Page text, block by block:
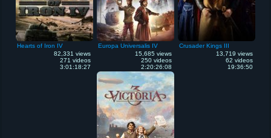
Hearts of Iron IV
82,331 views
271 videos
3:01:18:27
Europa Universalis IV
15,685 views
250 videos
2:20:26:08
Crusader Kings III
13,719 views
62 videos
19:36:50